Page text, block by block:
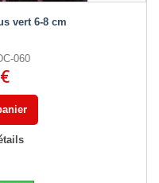
vert 6-8 cm
060